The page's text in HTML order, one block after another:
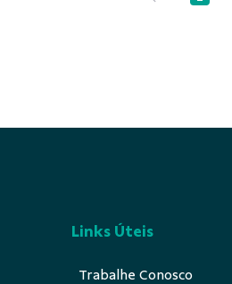
Links Úteis
Trabalhe Conosco